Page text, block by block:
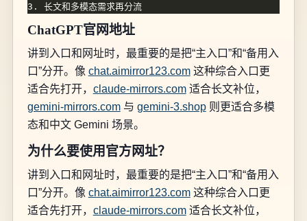
3. 长文和多模态需求再分流
ChatGPT官网地址
讲到入口和网址时，最重要的是把“主入口”和“备用入
口”分开。像 chat.aimirror123.com这种综合入口更
适合先打开， claude-mirrors.com适合长文补位，
gemini-mirrors.com与 gemini-3.shop则更适合多模
态和中文 Gemini 场景。
为什么要使用官方网址？
讲到入口和网址时，最重要的是把“主入口”和“备用入
口”分开。像 chat.aimirror123.com这种综合入口更
适合先打开， claude-mirrors.com适合长文补位，